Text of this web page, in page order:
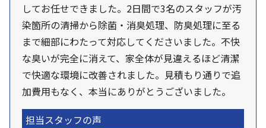
してお任せできました。2日間で3名のスタッフが汚
染箇所の清掃から除菌・消臭処理、防臭処理に至る
まで細部にわたって対応してくださいました。不快
な臭いが完全に消えて、家全体が見違えるほど清潔
で快適な環境に改善されました。見積もり通りで追
加費用もなく、本当にありがとうございました。
担当スタッフの声